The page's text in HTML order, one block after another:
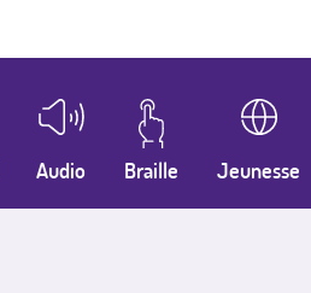
Audio Braille Jeunesse